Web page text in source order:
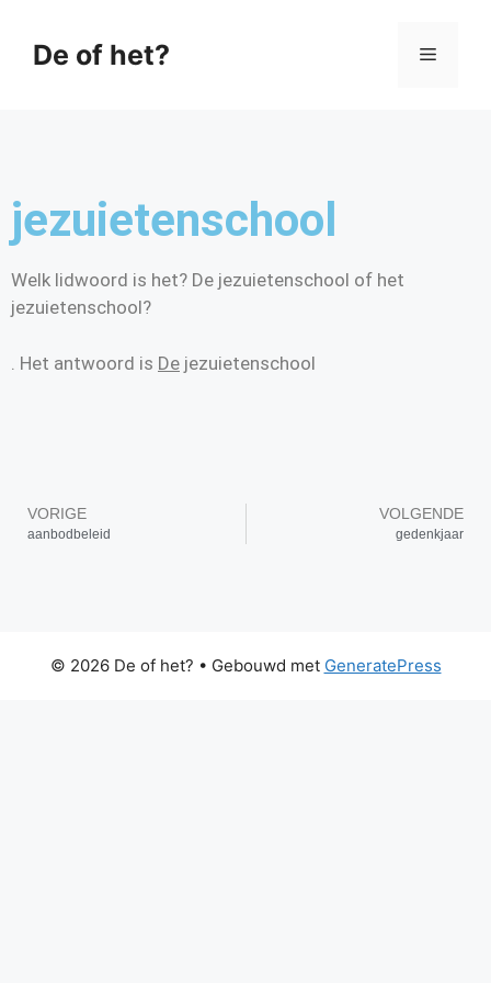
De of het?
jezuietenschool
Welk lidwoord is het? De jezuietenschool of het
jezuietenschool?
. Het antwoord is De jezuietenschool
VORIGE
aanbodbeleid
VOLGENDE
gedenkjaar
© 2026 De of het? • Gebouwd met GeneratePress